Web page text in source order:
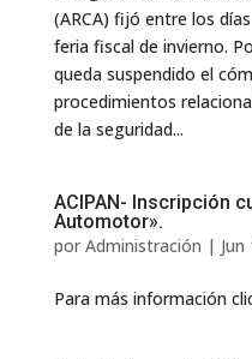
(ARCA) fijó entre los
feria fiscal de invierno.
queda suspendido el
procedimientos
de la seguridad...
ACIPAN- Inscripción
Automotor».
por Administración | Jun
Para más información